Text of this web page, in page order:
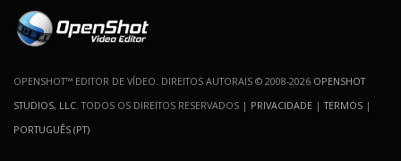
OPENSHOT™ EDITOR DE VÍDEO. DIREITOS AUTORAIS © 2008-2026 OPENSHOT
STUDIOS, LLC . TODOS OS DIREITOS RESERVADOS | PRIVACIDADE |TERMOS |
PORTUGUÊS (PT)